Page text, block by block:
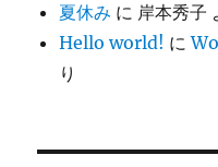
夏休み に 岸本秀子
Hello world! に
り